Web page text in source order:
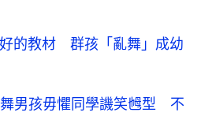
好的教材 群孩「亂舞」成幼
舞男孩毋懼同學譏笑乸型 不